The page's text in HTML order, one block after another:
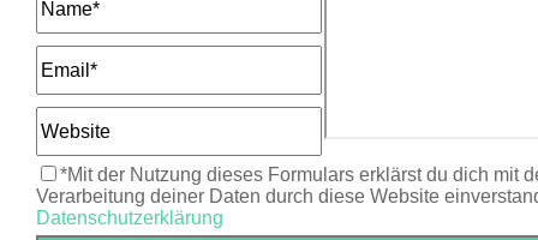
*Mit der Nutzung dieses Formulars erklärst du dich mit
Verarbeitung deiner Daten durch diese Website
Datenschutzerklärung